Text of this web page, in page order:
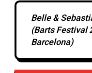
Belle &
(Barts Festival
Barcelona)